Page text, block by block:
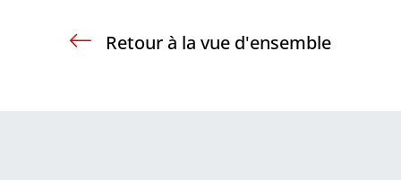
Retour à la vue d'ensemble